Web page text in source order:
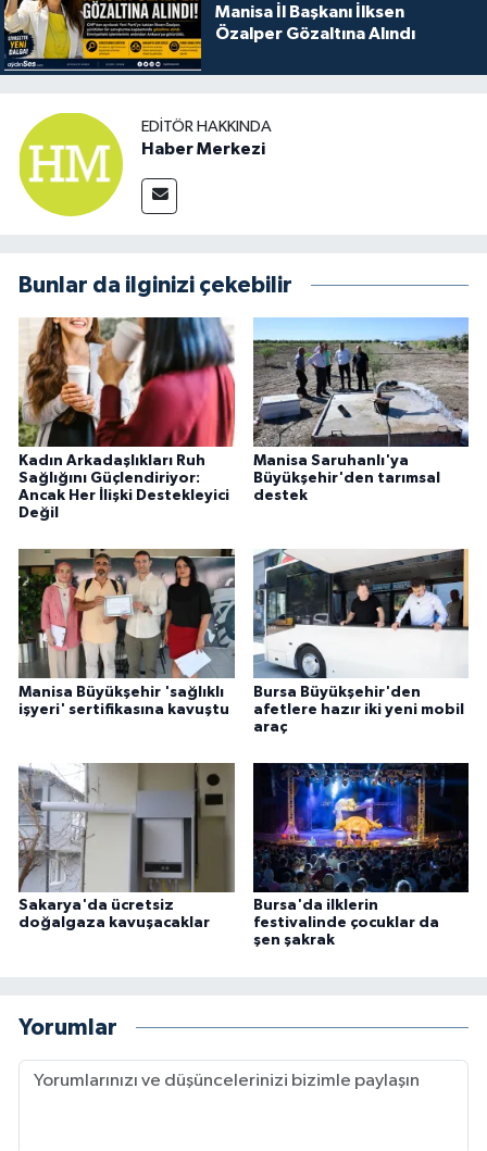
Manisa İl Başkanı İlksen
Özalper Gözaltına Alındı
EDITÖR HAKKINDA
Haber Merkezi
Bunlar da ilginizi çekebilir
Kadın Arkadaşlıkları Ruh
Sağlığını Güçlendiriyor:
Ancak Her İlişki Destekleyici
Değil
Manisa Saruhanlı'ya
Büyükşehir'den tarımsal
destek
Manisa Büyükşehir 'sağlıklı
işyeri' sertifikasına kavuştu
Bursa Büyükşehir'den
afetlere hazır iki yeni mobil
araç
Sakarya'da ücretsiz
doğalgaza kavuşacaklar
Bursa'da ilklerin
festivalinde çocuklar da
şen şakrak
Yorumlar